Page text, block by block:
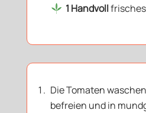
1 Handvoll
Die Tomaten
befreien und in